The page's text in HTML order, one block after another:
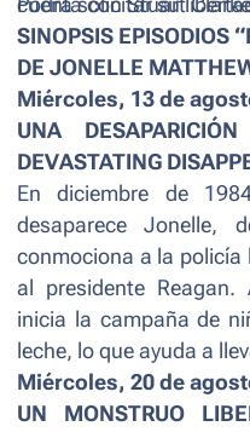
SINOPSIS EPISODIOS
DE JONELLE
Miércoles, 13 de
UNA
DEVASTATING
En diciembre de
desaparece
conmociona a la policía
al presidente
inicia la campaña de
leche, lo que ayuda a
Miércoles, 20 de
UN MONSTRUO